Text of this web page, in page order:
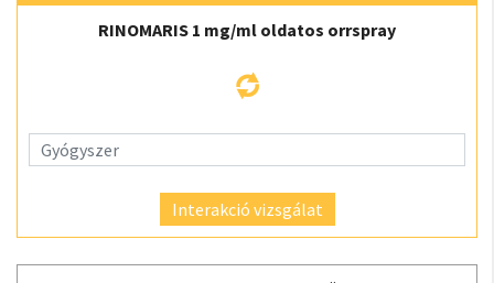
RINOMARIS 1 mg/ml oldatos orrspray
Interakció vizsgálat